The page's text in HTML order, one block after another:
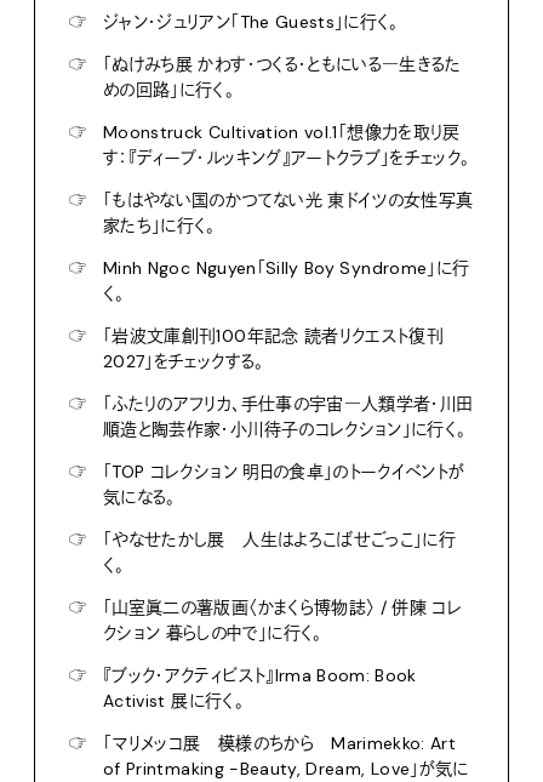
☞
ジャン・ジュリアン「The Guests」に行く。
☞
「ぬけみち展 かわす・つくる・ともにいる―生きるた
めの回路」に行く。
☞
Moonstruck Cultivation vol.1「想像力を取り戻
す：『ディープ・ルッキング』アートクラブ」をチェック。
☞
「もはやない国のかつてない光 東ドイツの女性写真
家たち」に行く。
☞
Minh Ngoc Nguyen「Silly Boy Syndrome」に行
く。
☞
「岩波文庫創刊100年記念 読者リクエスト復刊
2027」をチェックする。
☞
「ふたりのアフリカ、手仕事の宇宙―人類学者・川田
順造と陶芸作家・小川待子のコレクション」に行く。
☞
「TOP コレクション 明日の食卓」のトークイベントが
気になる。
☞
「やなせたかし展 人生はよろこばせごっこ」に行
く。
☞
「山室眞二の薯版画〈かまくら博物誌〉 / 併陳 コレ
クション 暮らしの中で」に行く。
☞
『ブック・アクティビスト』Irma Boom: Book
Activist 展に行く。
☞
「マリメッコ展 模様のちから Marimekko: Art
of Printmaking -Beauty, Dream, Love」が気に